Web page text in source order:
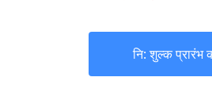
नि: शुल्क प्रारंभ